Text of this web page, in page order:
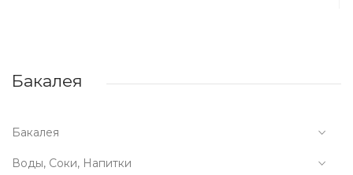
Бакалея
Бакалея
Воды, Соки, Напитки